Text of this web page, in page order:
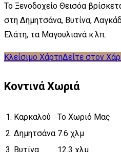
Το Ξενοδοχείο Θεισόα
στη Δημητσάνα, Βυτίνα,
Ελάτη, τα Μαγουλιανά κ.λπ.
Κλείσιμο ΧάρτηΔείτε στον
Κοντινά Χωριά
1. Καρκαλού
Το Χωριό Μας
2. Δημητσάνα 7.6 χλμ
3. Βυτίνα
12.3 χλμ